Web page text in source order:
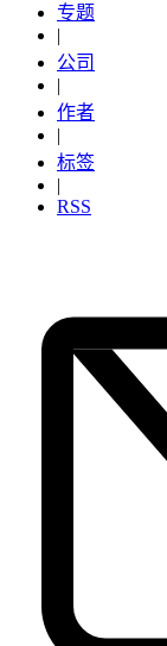
专题
|
公司
|
作者
|
标签
|
RSS